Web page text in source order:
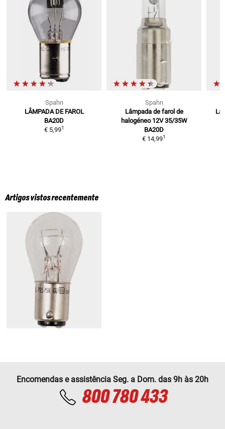
Spahn
LÂMPADA DE FAROL
BA20D
€ 5,991
Spahn
Lâmpada de farol de
halogéneo 12V 35/35W
BA20D
€ 14,991
Artigos vistos recentemente
Encomendas e assistência Seg. a Dom. das 9h às 20h
800 780 433